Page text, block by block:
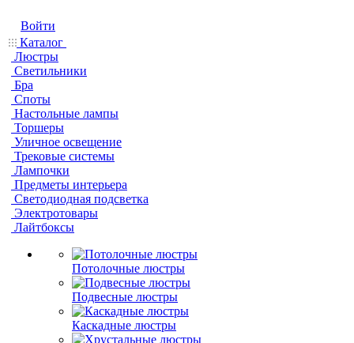
Войти
Каталог
Люстры
Светильники
Бра
Споты
Настольные лампы
Торшеры
Уличное освещение
Трековые системы
Лампочки
Предметы интерьера
Светодиодная подсветка
Электротовары
Лайтбоксы
Потолочные люстры
Подвесные люстры
Каскадные люстры